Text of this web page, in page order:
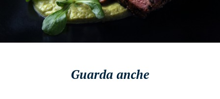
Guarda anche